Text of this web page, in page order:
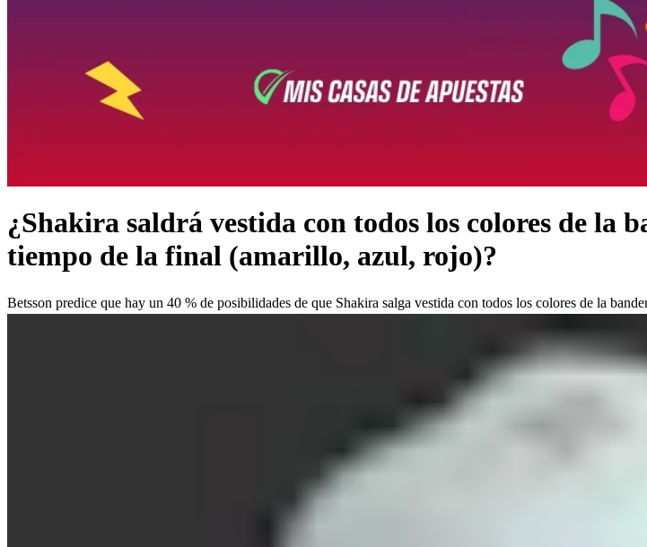
¿Shakira saldrá vestida con todos los colores de la
tiempo de la final (amarillo, azul, rojo)?
Betsson predice que hay un 40 % de posibilidades de que Shakira salga vestida con todos los colores de la